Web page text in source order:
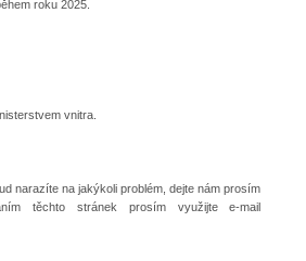
roku 2025.
vnitra.
narazíte na jakýkoli problém, dejte nám prosím
těchto stránek prosím využijte e-mail